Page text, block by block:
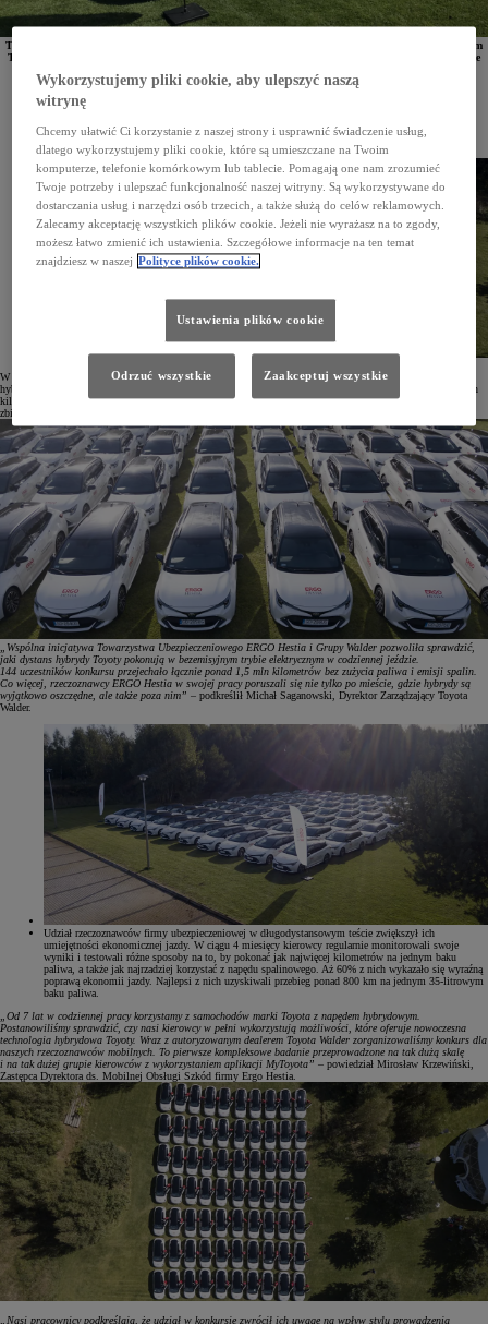
Towarzystwo ubezpieczeniowe
ERGO Hestia we współpracy z Grupą Walder, autoryzowanym dilerem
Toyoty i Lexusa, zorganizowała długodystansowy konkurs "ECO press! CO2 less". Przez 4 miesiące
ekonomicznej jazdy, pokonując łącznie w trybie bezemisyjnym ponad 1,5 mln kilometrów.
ERGO Hestia to towarzystwo ubezpieczeniowe, które od 7 lat opiera swoją flotę na hybrydowych
w 2016 roku. Teraz we współpracy z autoryzowanym dilerem Toyota Walder ERGO Hestia
zorganizowała długodystansowy konkurs "ECO press! CO2 less", w którym pracownicy mogli się
wykazać umiejętnościami ekologicznej jazdy.
W konkursie wzięło udział 144 mobilnych rzeczoznawców. Przez 4 miesiące monitorowali oni parametry
hybrydowej jazdy przy pomocy aplikacji MyToyota na telefon. W tym czasie pokonali łącznie ponad 1,5 mln
kilometrów w trybie bezemisyjnym, co stanowiło średnio 62% całego czasu jazdy. Konkurs poprzedziło
zbieranie danych bazowych przez 6 miesięcy.
„Wspólna inicjatywa Towarzystwa Ubezpieczeniowego ERGO Hestia i Grupy Walder pozwoliła sprawdzić,
jaki dystans hybrydy Toyoty pokonują w bezemisyjnym trybie elektrycznym w codziennej jeździe.
144 uczestników konkursu przejechało łącznie ponad 1,5 mln kilometrów bez zużycia paliwa i emisji spalin.
Co więcej, rzeczoznawcy ERGO Hestia w swojej pracy poruszali się nie tylko po mieście, gdzie hybrydy są
wyjątkowo oszczędne, ale także poza nim” – podkreślił Michał Saganowski, Dyrektor Zarządzający Toyota
Walder.
Udział rzeczoznawców firmy ubezpieczeniowej w długodystansowym teście zwiększył ich
umiejętności ekonomicznej jazdy. W ciągu 4 miesięcy kierowcy regularnie monitorowali swoje
wyniki i testowali różne sposoby na to, by pokonać jak najwięcej kilometrów na jednym baku
paliwa, a także jak najrzadziej korzystać z napędu spalinowego. Aż 60% z nich wykazało się wyraźną
poprawą ekonomii jazdy. Najlepsi z nich uzyskiwali przebieg ponad 800 km na jednym 35-litrowym
baku paliwa.
„Od 7 lat w codziennej pracy korzystamy z samochodów marki Toyota z napędem hybrydowym.
Postanowiliśmy sprawdzić, czy nasi kierowcy w pełni wykorzystują możliwości, które oferuje nowoczesna
technologia hybrydowa Toyoty. Wraz z autoryzowanym dealerem Toyota Walder zorganizowaliśmy konkurs dla
naszych rzeczoznawców mobilnych. To pierwsze kompleksowe badanie przeprowadzone na tak dużą skalę
i na tak dużej grupie kierowców z wykorzystaniem aplikacji MyToyota” – powiedział Mirosław Krzewiński,
Zastępca Dyrektora ds. Mobilnej Obsługi Szkód firmy Ergo Hestia.
„Nasi pracownicy podkreślają, że udział w konkursie zwrócił ich uwagę na wpływ stylu prowadzenia
Wykorzystujemy pliki cookie, aby ulepszyć naszą
witrynę
Chcemy ułatwić Ci korzystanie z naszej strony i usprawnić świadczenie usług,
dlatego wykorzystujemy pliki cookie, które są umieszczane na Twoim
komputerze, telefonie komórkowym lub tablecie. Pomagają one nam zrozumieć
Twoje potrzeby i ulepszać funkcjonalność naszej witryny. Są wykorzystywane do
dostarczania usług i narzędzi osób trzecich, a także służą do celów reklamowych.
Zalecamy akceptację wszystkich plików cookie. Jeżeli nie wyrażasz na to zgody,
możesz łatwo zmienić ich ustawienia. Szczegółowe informacje na ten temat
znajdziesz w naszej Polityce plików cookie.
Ustawienia plików cookie
Odrzuć wszystkie Zaakceptuj wszystkie